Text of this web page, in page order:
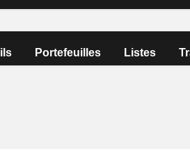
Portefeuilles Listes